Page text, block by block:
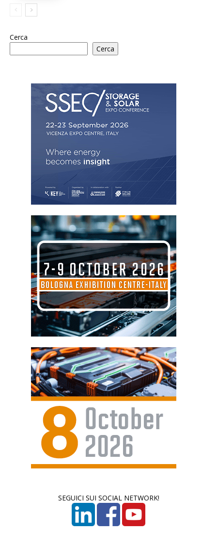
Cerca
Cerca
SEGUICI SUI SOCIAL NETWORK!